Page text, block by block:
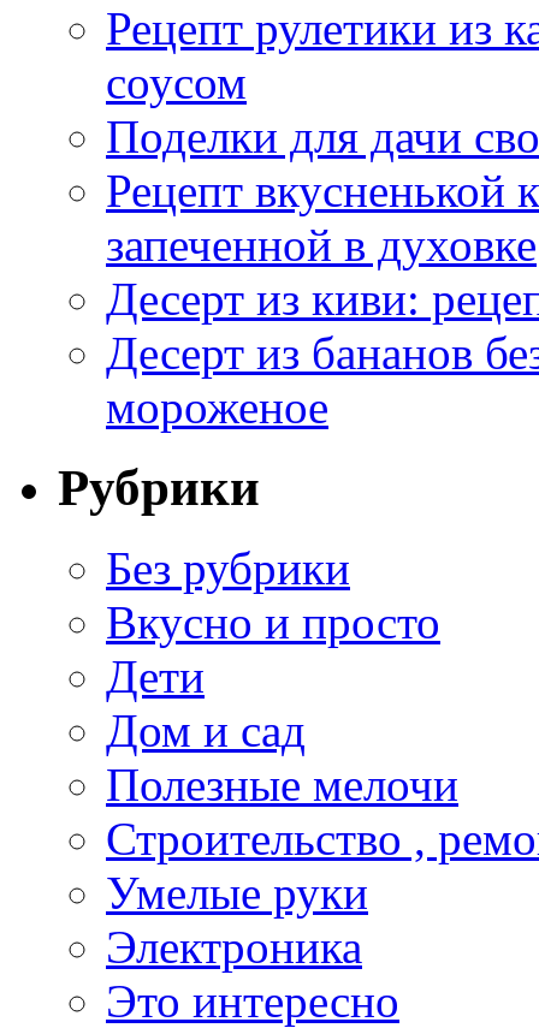
Рецепт рулетики из
соусом
Поделки для дачи
Рецепт
запеченной в духовке
Десерт из киви:
Десерт из бананов
мороженое
Рубрики
Без рубрики
Вкусно и просто
Дети
Дом и сад
Полезные мелочи
Строительство ,
Умелые руки
Электроника
Это интересно